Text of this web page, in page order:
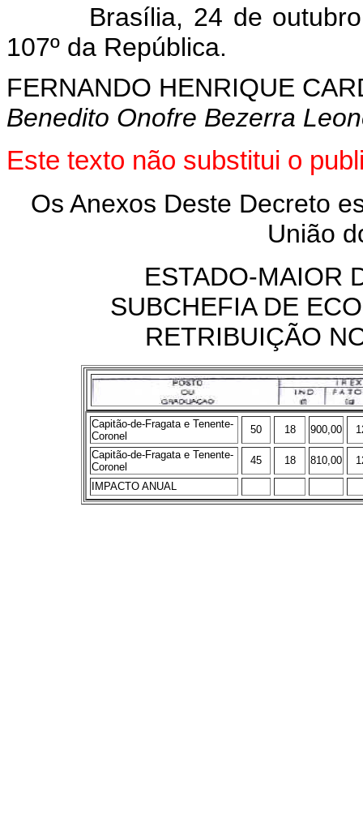
Brasília, 24 de outubro
107º da República.
FERNANDO HENRIQUE
Benedito Onofre Bezerra
Este texto não substitui o
Os Anexos Deste Decreto
União
ESTADO-MAIOR
SUBCHEFIA DE
RETRIBUIÇÃO
Capitão-de-Fragata e Tenente-
Coronel
50 18 900,00
Capitão-de-Fragata e Tenente-
Coronel
45 18 810,00
IMPACTO ANUAL